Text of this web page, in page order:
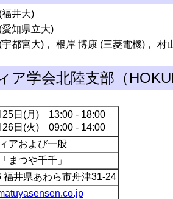
井大)
知県立大)
都宮大)， 根岸 博康 (三菱電機)， 村
ア学会北陸支部（
25日(月) 13:00 - 18:00
26日(火) 09:00 - 14:00
アおよび一般
まつや千千」
福井県あわら市舟津31-24